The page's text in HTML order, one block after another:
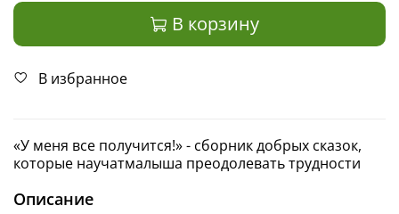
В корзину
В избранное
«У меня все получится!» - сборник добрых сказок,
которые научат малыша преодолевать трудности
Описание